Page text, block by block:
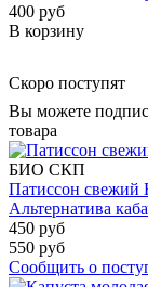
400 руб
В корзину
Скоро поступят
Вы можете
товара
БИО СКП
Патиссон свежий
Альтернатива
450 руб
550 руб
Сообщить о